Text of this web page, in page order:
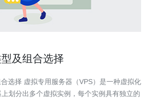
及组合选择
选择 虚拟专用服务器（VPS）是一种虚拟化
划分出多个虚拟实例，每个实例具有独立的